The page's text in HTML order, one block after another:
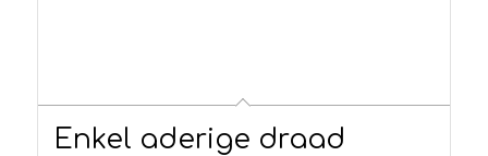
Enkel aderige draad